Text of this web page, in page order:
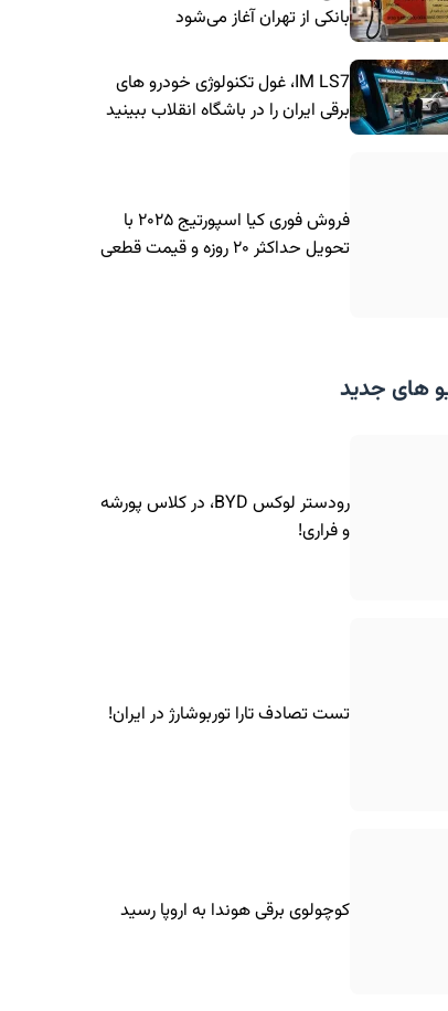
بانکی از تهران آغاز می‌شود
IM LS7، غول تکنولوژی خودرو های
برقی ایران را در باشگاه انقلاب ببینید
فروش فوری کیا اسپورتیج ۲۰۲۵ با
تحویل حداکثر ۲۰ روزه و قیمت قطعی
های جدید
رودستر لوکس BYD، در کلاس پورشه
و فراری!
تست تصادف تارا توربوشارژ در ایران!
کوچولوی برقی هوندا به اروپا رسید